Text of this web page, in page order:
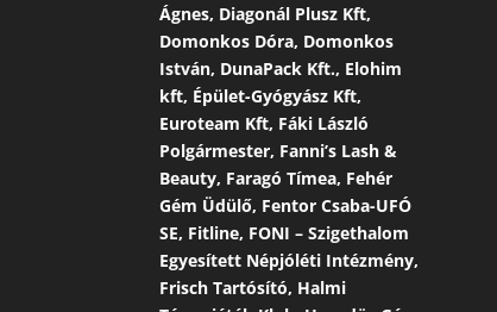
Ágnes, Diagonál Plusz Kft,
Domonkos Dóra, Domonkos
István, DunaPack Kft., Elohim
kft, Épület-Gyógyász Kft,
Euroteam Kft, Fáki László
Polgármester, Fanni’s Lash &
Beauty, Faragó Tímea, Fehér
Gém Üdülő, Fentor Csaba-UFÓ
SE, Fitline, FONI – Szigethalom
Egyesített Népjóléti Intézmény,
Frisch Tartósító, Halmi